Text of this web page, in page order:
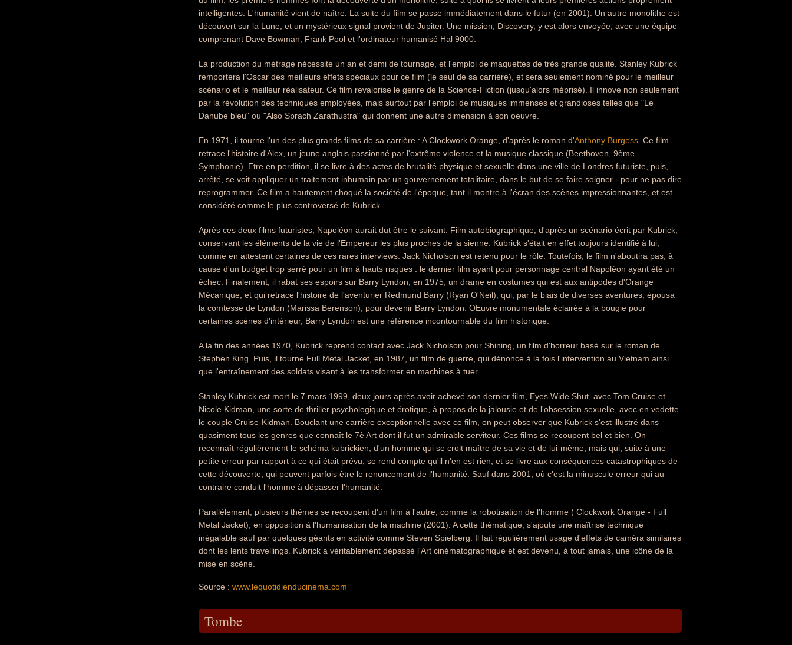
intelligentes. L'humanité vient de naître. La suite du film se passe immédiatement dans le futur (en 2001). Un autre monolithe est
découvert sur la Lune, et un mystérieux signal provient de Jupiter. Une mission, Discovery, y est alors envoyée, avec une équipe
comprenant Dave Bowman, Frank Pool et l'ordinateur humanisé Hal 9000.
La production du métrage nécessite un an et demi de tournage, et l'emploi de maquettes de très grande qualité. Stanley Kubrick
remportera l'Oscar des meilleurs effets spéciaux pour ce film (le seul de sa carrière), et sera seulement nominé pour le meilleur
scénario et le meilleur réalisateur. Ce film revalorise le genre de la Science-Fiction (jusqu'alors méprisé). Il innove non seulement
par la révolution des techniques employées, mais surtout par l'emploi de musiques immenses et grandioses telles que "Le
Danube bleu" ou "Also Sprach Zarathustra" qui donnent une autre dimension à son oeuvre.
En 1971, il tourne l'un des plus grands films de sa carrière : A Clockwork Orange, d'après le roman d'Anthony Burgess . Ce film
retrace l'histoire d'Alex, un jeune anglais passionné par l'extrême violence et la musique classique (Beethoven, 9ème
Symphonie). Etre en perdition, il se livre à des actes de brutalité physique et sexuelle dans une ville de Londres futuriste, puis,
arrêté, se voit appliquer un traitement inhumain par un gouvernement totalitaire, dans le but de se faire soigner - pour ne pas dire
reprogrammer. Ce film a hautement choqué la société de l'époque, tant il montre à l'écran des scènes impressionnantes, et est
considéré comme le plus controversé de Kubrick.
Après ces deux films futuristes, Napoléon aurait dut être le suivant. Film autobiographique, d'après un scénario écrit par Kubrick,
conservant les éléments de la vie de l'Empereur les plus proches de la sienne. Kubrick s'était en effet toujours identifié à lui,
comme en attestent certaines de ces rares interviews. Jack Nicholson est retenu pour le rôle. Toutefois, le film n'aboutira pas, à
cause d'un budget trop serré pour un film à hauts risques : le dernier film ayant pour personnage central Napoléon ayant été un
échec. Finalement, il rabat ses espoirs sur Barry Lyndon, en 1975, un drame en costumes qui est aux antipodes d'Orange
Mécanique, et qui retrace l'histoire de l'aventurier Redmund Barry (Ryan O'Neil), qui, par le biais de diverses aventures, épousa
la comtesse de Lyndon (Marissa Berenson), pour devenir Barry Lyndon. OEuvre monumentale éclairée à la bougie pour
certaines scènes d'intérieur, Barry Lyndon est une référence incontournable du film historique.
A la fin des années 1970, Kubrick reprend contact avec Jack Nicholson pour Shining, un film d'horreur basé sur le roman de
Stephen King. Puis, il tourne Full Metal Jacket, en 1987, un film de guerre, qui dénonce à la fois l'intervention au Vietnam ainsi
que l'entraînement des soldats visant à les transformer en machines à tuer.
Stanley Kubrick est mort le 7 mars 1999, deux jours après avoir achevé son dernier film, Eyes Wide Shut, avec Tom Cruise et
Nicole Kidman, une sorte de thriller psychologique et érotique, à propos de la jalousie et de l'obsession sexuelle, avec en vedette
le couple Cruise-Kidman. Bouclant une carrière exceptionnelle avec ce film, on peut observer que Kubrick s'est illustré dans
quasiment tous les genres que connaît le 7è Art dont il fut un admirable serviteur. Ces films se recoupent bel et bien. On
reconnaît régulièrement le schéma kubrickien, d'un homme qui se croit maître de sa vie et de lui-même, mais qui, suite à une
petite erreur par rapport à ce qui était prévu, se rend compte qu'il n'en est rien, et se livre aux conséquences catastrophiques de
cette découverte, qui peuvent parfois être le renoncement de l'humanité. Sauf dans 2001, où c'est la minuscule erreur qui au
contraire conduit l'homme à dépasser l'humanité.
Parallèlement, plusieurs thèmes se recoupent d'un film à l'autre, comme la robotisation de l'homme ( Clockwork Orange - Full
Metal Jacket), en opposition à l'humanisation de la machine (2001). A cette thématique, s'ajoute une maîtrise technique
inégalable sauf par quelques géants en activité comme Steven Spielberg. Il fait régulièrement usage d'effets de caméra similaires
dont les lents travellings. Kubrick a véritablement dépassé l'Art cinématographique et est devenu, à tout jamais, une icône de la
mise en scène.
Source : www.lequotidienducinema.com
Tombe